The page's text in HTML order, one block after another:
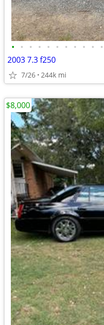
• • • • • • • • • • •
2003 7.3 f250
7/26 244k mi
$8,000